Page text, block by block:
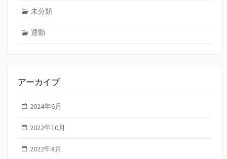
未分類
運動
アーカイブ
2024年6月
2022年10月
2022年8月